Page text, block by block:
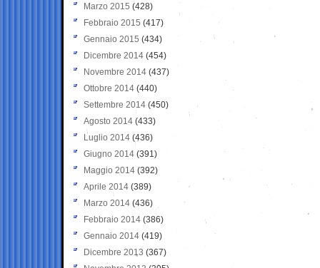
Marzo 2015 (428)
Febbraio 2015 (417)
Gennaio 2015 (434)
Dicembre 2014 (454)
Novembre 2014 (437)
Ottobre 2014 (440)
Settembre 2014 (450)
Agosto 2014 (433)
Luglio 2014 (436)
Giugno 2014 (391)
Maggio 2014 (392)
Aprile 2014 (389)
Marzo 2014 (436)
Febbraio 2014 (386)
Gennaio 2014 (419)
Dicembre 2013 (367)